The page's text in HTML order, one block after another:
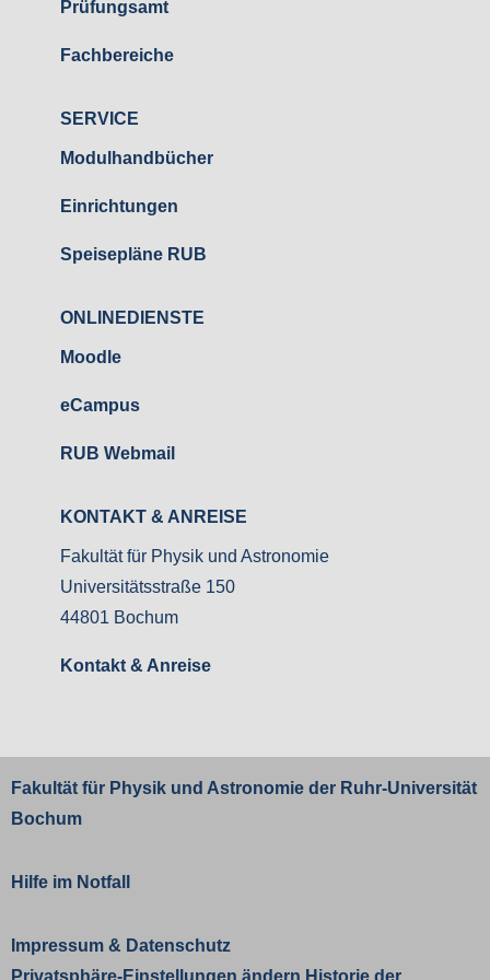
Prüfungsamt
Fachbereiche
SERVICE
Modulhandbücher
Einrichtungen
Speisepläne RUB
ONLINEDIENSTE
Moodle
eCampus
RUB Webmail
KONTAKT & ANREISE
Fakultät für Physik und Astronomie
Universitätsstraße 150
44801 Bochum
Kontakt & Anreise
Fakultät für Physik und Astronomie der Ruhr-Universität
Bochum
Hilfe im Notfall
Impressum & Datenschutz
Privatsphäre-Einstellungen ändern Historie der